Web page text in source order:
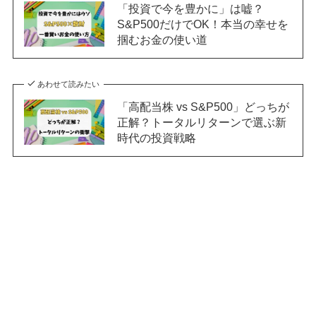
「投資で今を豊かに」は嘘？
S&P500だけでOK！本当の幸せを
掴むお金の使い道
あわせて読みたい
「高配当株 vs S&P500」どっちが
正解？トータルリターンで選ぶ新
時代の投資戦略